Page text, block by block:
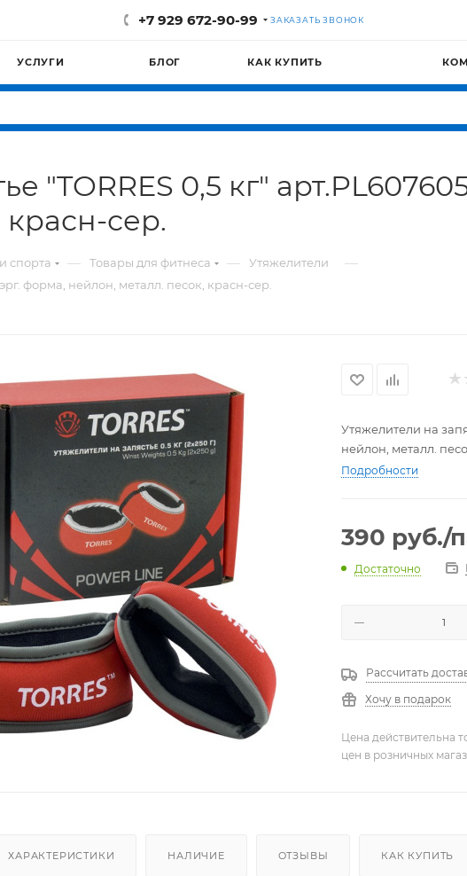
+7 929 672-90-99 ЗАКАЗАТЬ ЗВОНОК
УСЛУГИ БЛОГ КАК КУПИТЬ
"TORRES 0,5 кг"
сер.
спорта — Товары для фитнеса — Утяжелители —
форма, нейлон, металл. песок, красн-сер.
Утяжелители на
нейлон, металл.
Подробности
390 руб./
Достаточно
Рассчитать
Хочу в подарок
Цена действительна
цен в розничных
ХАРАКТЕРИСТИКИ НАЛИЧИЕ ОТЗЫВЫ КАК КУПИТЬ